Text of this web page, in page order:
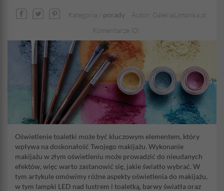
Kategoria / porady
Autor: GaleriaLimonka.pl
Komentarze (0)
Oświetlenie toaletki może być kluczowym elementem, który
wpływa na doskonałość Twojego makijażu. Wykonanie
makijażu w złym oświetleniu może prowadzić do nieudanych
efektów, więc warto zastanowić się, jakie światło wybrać. W
tym artykule omówimy różne aspekty oświetlenia do makijażu,
w tym lampki LED nad lustrem i toaletką, barwy światła oraz